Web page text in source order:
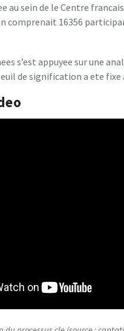
au sein de le Centre
comprenait 16356
s’est appuyee sur une
de signification a ete fixe